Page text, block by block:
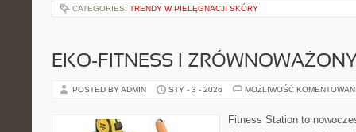
CATEGORIES: TRENDY W PIELĘGNACJI SKÓRY
EKO-FITNESS I
POSTED BY ADMIN STY - 3 - 2026 MOŻLIWOŚĆ
Fitness Station to